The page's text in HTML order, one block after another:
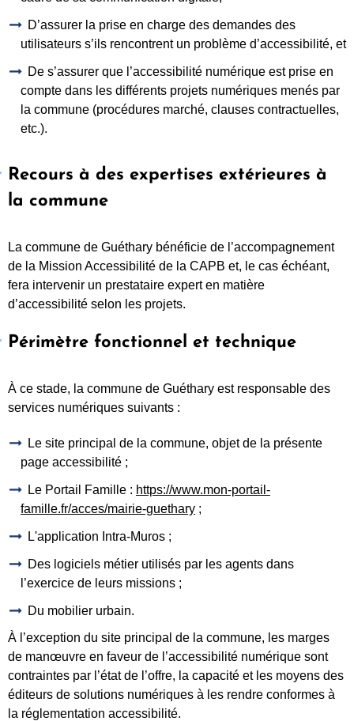
D’assurer la prise en charge des demandes des
utilisateurs s’ils rencontrent un problème d’accessibilité, et
De s’assurer que l’accessibilité numérique est prise en
compte dans les différents projets numériques menés par
la commune (procédures marché, clauses contractuelles,
etc.).
Recours à des expertises extérieures à
la commune
La commune de Guéthary bénéficie de l’accompagnement
de la Mission Accessibilité de la CAPB et, le cas échéant,
fera intervenir un prestataire expert en matière
d’accessibilité selon les projets.
Périmètre fonctionnel et technique
À ce stade, la commune de Guéthary est responsable des
services numériques suivants :
Le site principal de la commune, objet de la présente
page accessibilité ;
Le Portail Famille : https://www.mon-portail-
famille.fr/acces/mairie-guethary ;
L'application Intra-Muros ;
Des logiciels métier utilisés par les agents dans
l’exercice de leurs missions ;
Du mobilier urbain.
À l’exception du site principal de la commune, les marges
de manœuvre en faveur de l’accessibilité numérique sont
contraintes par l’état de l’offre, la capacité et les moyens des
éditeurs de solutions numériques à les rendre conformes à
la réglementation accessibilité.